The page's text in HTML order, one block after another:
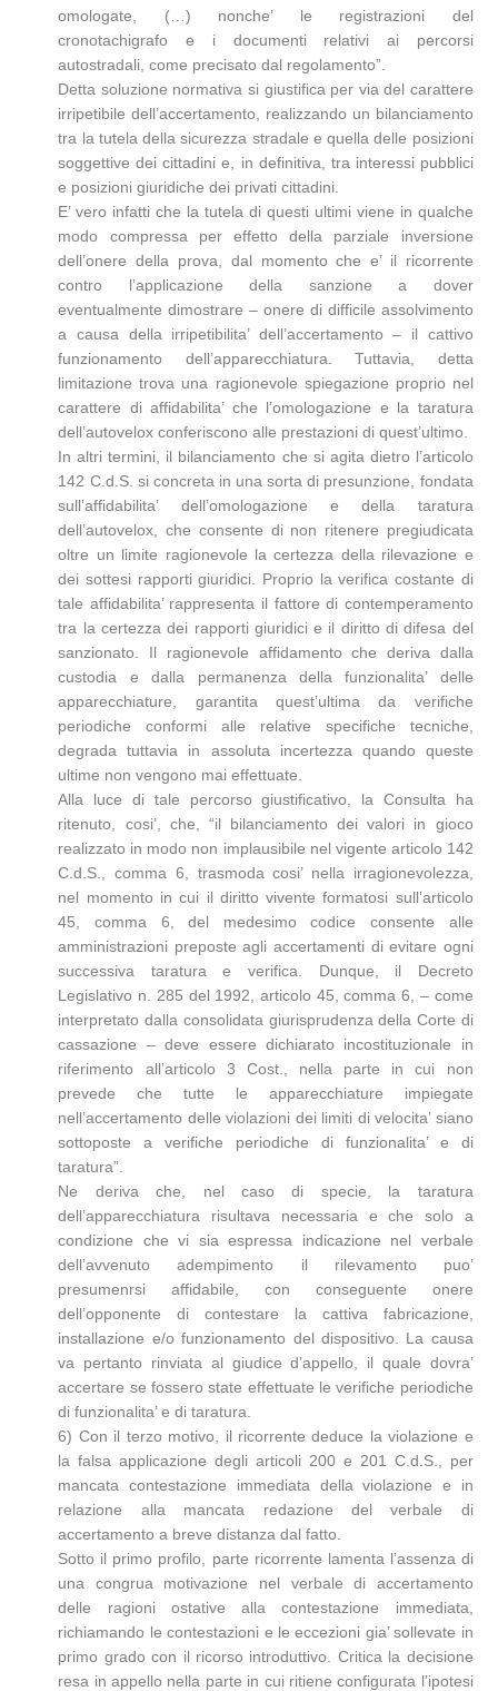
omologate, (…) nonche’ le registrazioni del
cronotachigrafo e i documenti relativi ai percorsi
autostradali, come precisato dal regolamento”.
Detta soluzione normativa si giustifica per via del carattere
irripetibile dell’accertamento, realizzando un bilanciamento
tra la tutela della sicurezza stradale e quella delle posizioni
soggettive dei cittadini e, in definitiva, tra interessi pubblici
e posizioni giuridiche dei privati cittadini.
E’ vero infatti che la tutela di questi ultimi viene in qualche
modo compressa per effetto della parziale inversione
dell’onere della prova, dal momento che e’ il ricorrente
contro l’applicazione della sanzione a dover
eventualmente dimostrare – onere di difficile assolvimento
a causa della irripetibilita’ dell’accertamento – il cattivo
funzionamento dell’apparecchiatura. Tuttavia, detta
limitazione trova una ragionevole spiegazione proprio nel
carattere di affidabilita’ che l’omologazione e la taratura
dell’autovelox conferiscono alle prestazioni di quest’ultimo.
In altri termini, il bilanciamento che si agita dietro l’articolo
142 C.d.S. si concreta in una sorta di presunzione, fondata
sull’affidabilita’ dell’omologazione e della taratura
dell’autovelox, che consente di non ritenere pregiudicata
oltre un limite ragionevole la certezza della rilevazione e
dei sottesi rapporti giuridici. Proprio la verifica costante di
tale affidabilita’ rappresenta il fattore di contemperamento
tra la certezza dei rapporti giuridici e il diritto di difesa del
sanzionato. Il ragionevole affidamento che deriva dalla
custodia e dalla permanenza della funzionalita’ delle
apparecchiature, garantita quest’ultima da verifiche
periodiche conformi alle relative specifiche tecniche,
degrada tuttavia in assoluta incertezza quando queste
ultime non vengono mai effettuate.
Alla luce di tale percorso giustificativo, la Consulta ha
ritenuto, cosi’, che, “il bilanciamento dei valori in gioco
realizzato in modo non implausibile nel vigente articolo 142
C.d.S., comma 6, trasmoda cosi’ nella irragionevolezza,
nel momento in cui il diritto vivente formatosi sull’articolo
45, comma 6, del medesimo codice consente alle
amministrazioni preposte agli accertamenti di evitare ogni
successiva taratura e verifica. Dunque, il Decreto
Legislativo n. 285 del 1992, articolo 45, comma 6, – come
interpretato dalla consolidata giurisprudenza della Corte di
cassazione – deve essere dichiarato incostituzionale in
riferimento all’articolo 3 Cost., nella parte in cui non
prevede che tutte le apparecchiature impiegate
nell’accertamento delle violazioni dei limiti di velocita’ siano
sottoposte a verifiche periodiche di funzionalita’ e di
taratura”.
Ne deriva che, nel caso di specie, la taratura
dell’apparecchiatura risultava necessaria e che solo a
condizione che vi sia espressa indicazione nel verbale
dell’avvenuto adempimento il rilevamento puo’
presumenrsi affidabile, con conseguente onere
dell’opponente di contestare la cattiva fabricazione,
installazione e/o funzionamento del dispositivo. La causa
va pertanto rinviata al giudice d’appello, il quale dovra’
accertare se fossero state effettuate le verifiche periodiche
di funzionalita’ e di taratura.
6) Con il terzo motivo, il ricorrente deduce la violazione e
la falsa applicazione degli articoli 200 e 201 C.d.S., per
mancata contestazione immediata della violazione e in
relazione alla mancata redazione del verbale di
accertamento a breve distanza dal fatto.
Sotto il primo profilo, parte ricorrente lamenta l’assenza di
una congrua motivazione nel verbale di accertamento
delle ragioni ostative alla contestazione immediata,
richiamando le contestazioni e le eccezioni gia’ sollevate in
primo grado con il ricorso introduttivo. Critica la decisione
resa in appello nella parte in cui ritiene configurata l’ipotesi